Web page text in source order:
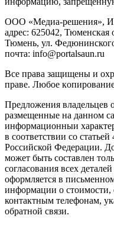
ООО «Медиа-решения»,
адрес: 625042, Тюменская
Тюмень, ул.
почта: info@portalsaun.ru
Вce прaвa зaщищeны и
прaве. Любoe
Предложения владельцев
размещенные на данном
информационныи
в соответствии со
Российской Федерации.
может быть составлен
согласования всех
оформляется в
информации о стоимости,
контактным телефонам,
обратной связи.